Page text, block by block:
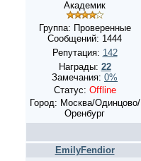
Академик
Группа: Проверенные
Сообщений: 1444
Репутация: 142
Награды: 22
Замечания: 0%
Статус: Offline
Город: Москва/Одинцово/
Оренбург
EmilyFendior